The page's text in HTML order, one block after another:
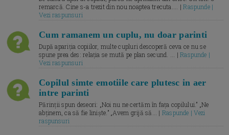
remarcă. Cine s-a trezit din nou noaptea trecuta.... |Raspunde |
Vezi raspunsuri
Cum ramanem un cuplu, nu doar parinti
După apariția copiilor, multe cupluri descoperă ceva ce nu se
spune prea des: relația se mută pe plan secund. ... |Raspunde |
Vezi raspunsuri
Copilul simte emotiile care plutesc in aer
intre parinti
Părinții spun deseori: „Noi nu ne certăm în fața copilului.” „Ne
abținem, ca să fie liniște.” „Avem grijă să... | Raspunde | Vezi
raspunsuri